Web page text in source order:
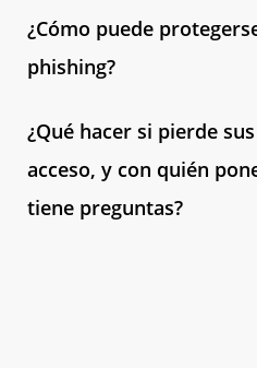
¿Cómo puede
phishing?
¿Qué hacer si pierde
acceso, y con quién
tiene preguntas?